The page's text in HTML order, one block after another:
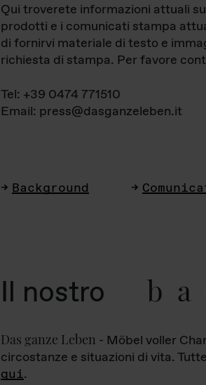
Qui troverete informazioni attuali
prodotti e i comunicati stampa
di fornirvi materiale di testo e
richiesta di stampa. Per favore
Tel: +39 0474 771510
Email: press@dasganzeleben.it
Background
Il nostro
Das ganze Leben - Möbel voller
circostanze e situazioni di vita.
qui.